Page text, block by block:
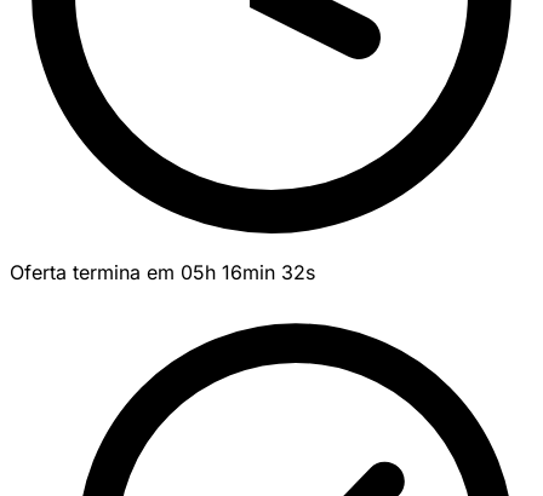
Oferta termina em 05h 16min 32s